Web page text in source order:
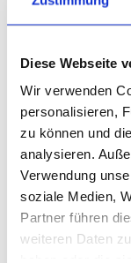
Diese Webseite
Wir verwenden
personalisieren,
zu können und
analysieren.
Verwendung
soziale Medien,
Partner führen
weiteren Daten
Nicht auf Lager
Print
ALLE